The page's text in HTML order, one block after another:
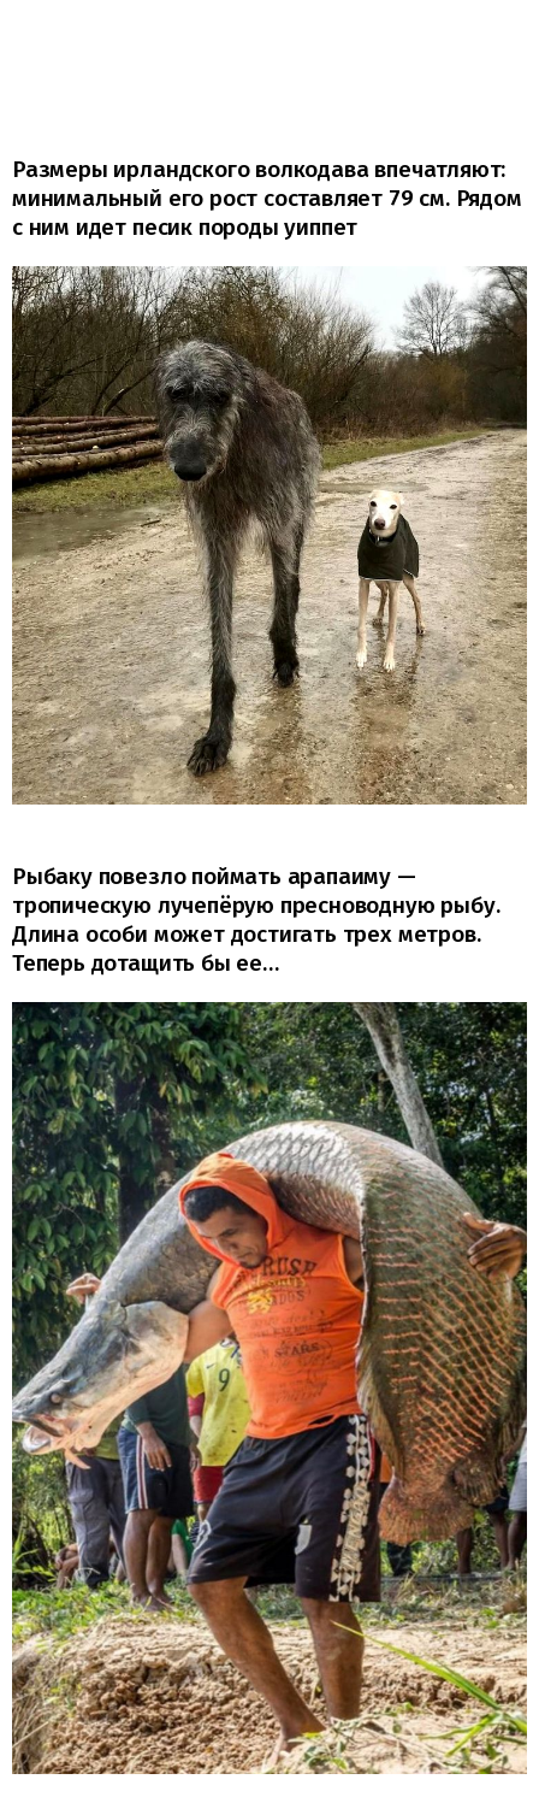
Размеры ирландского волкодава впечатляют:
минимальный его рост составляет 79 см. Рядом
с ним идет песик породы уиппет
Рыбаку повезло поймать арапаиму —
тропическую лучепёрую пресноводную рыбу.
Длина особи может достигать трех метров.
Теперь дотащить бы ее…